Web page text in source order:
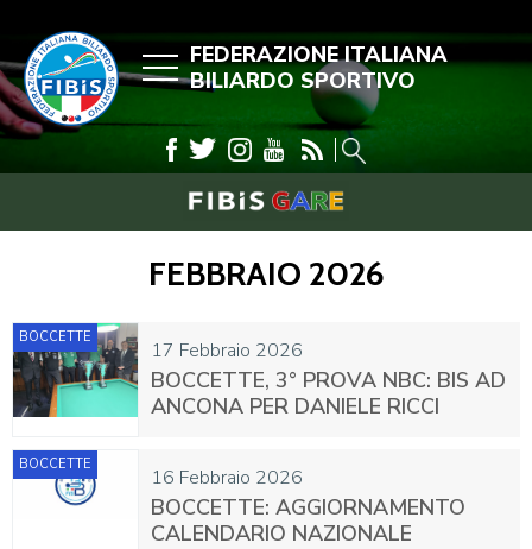
FEDERAZIONE ITALIANA
BILIARDO SPORTIVO
FEBBRAIO 2026
17 Febbraio 2026
BOCCETTE
BOCCETTE, 3° PROVA NBC: BIS AD
ANCONA PER DANIELE RICCI
16 Febbraio 2026
BOCCETTE
BOCCETTE: AGGIORNAMENTO
CALENDARIO NAZIONALE